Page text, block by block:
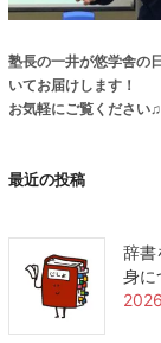
塾長の一井が悠学舎の
いてお届けします！
お気軽にご覧ください♫
最近の投稿
辞書
身に